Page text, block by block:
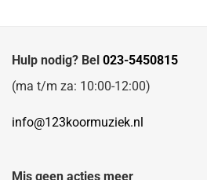
Hulp nodig? Bel 023-5450815
(ma t/m za: 10:00-12:00)
info@123koormuziek.nl
Mis geen acties meer